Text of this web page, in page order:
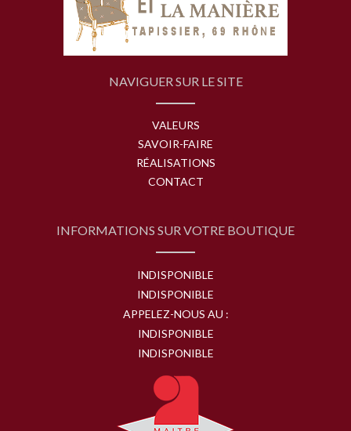
NAVIGUER SUR LE SITE
VALEURS
SAVOIR-FAIRE
RÉALISATIONS
CONTACT
INFORMATIONS SUR VOTRE BOUTIQUE
INDISPONIBLE
INDISPONIBLE
APPELEZ-NOUS AU :
INDISPONIBLE
INDISPONIBLE